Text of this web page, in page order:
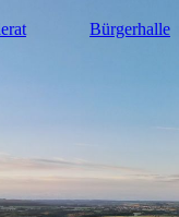
Bürgerhalle